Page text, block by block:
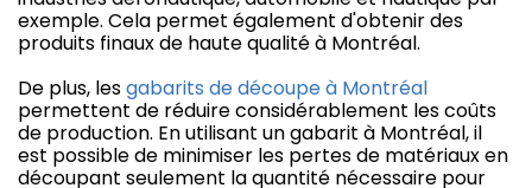
exemple. Cela permet également d'obtenir des
produits finaux de haute qualité à Montréal.
De plus, lesgabarits de découpe à Montréal
permettent de réduire considérablement les coûts
de production. En utilisant un gabarit à Montréal, il
est possible de minimiser les pertes de matériaux en
découpant seulement la quantité nécessaire pour